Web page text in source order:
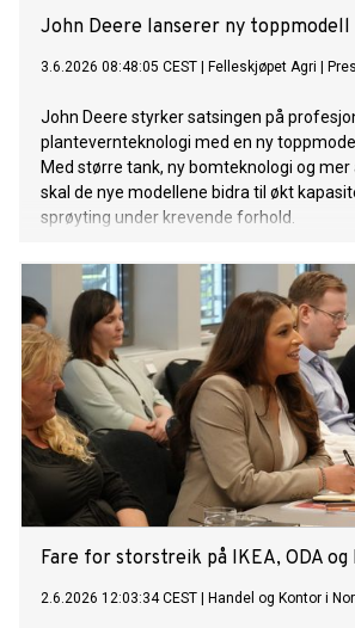
John Deere lanserer ny
3.6.2026 08:48:05 CEST Felleskjøpet Agri
John Deere styrker satsingen på
plantevernteknologi med en ny
Med større tank, ny bomteknologi og
skal de nye modellene bidra til økt
sprøyting under krevende forhold.
Fare for storstreik på IKEA, ODA og
2.6.2026 12:03:34 CEST Handel og Kontor i